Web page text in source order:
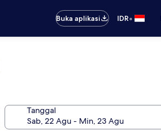
Buka aplikasi
IDR•
Tanggal